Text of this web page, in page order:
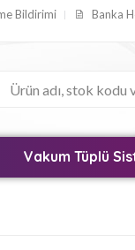
Bildirimi Banka
Vakum Tüplü